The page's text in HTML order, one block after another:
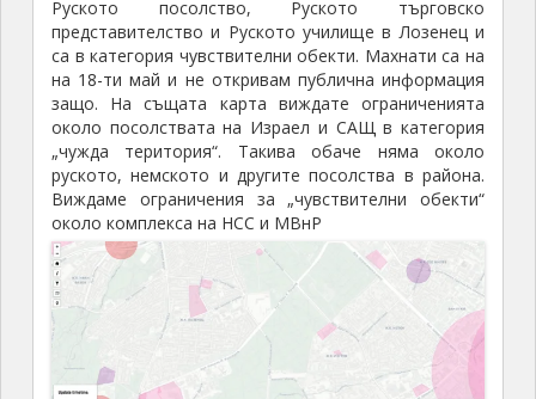
Руското посолство, Руското търговско
представителство и Руското училище в Лозенец и
са в категория чувствителни обекти. Махнати са на
на 18-ти май и не откривам публична информация
защо. На същата карта виждате ограниченията
около посолствата на Израел и САЩ в категория
„чужда територия“. Такива обаче няма около
руското, немското и другите посолства в района.
Виждаме ограничения за „чувствителни обекти“
около комплекса на НСС и МВнР